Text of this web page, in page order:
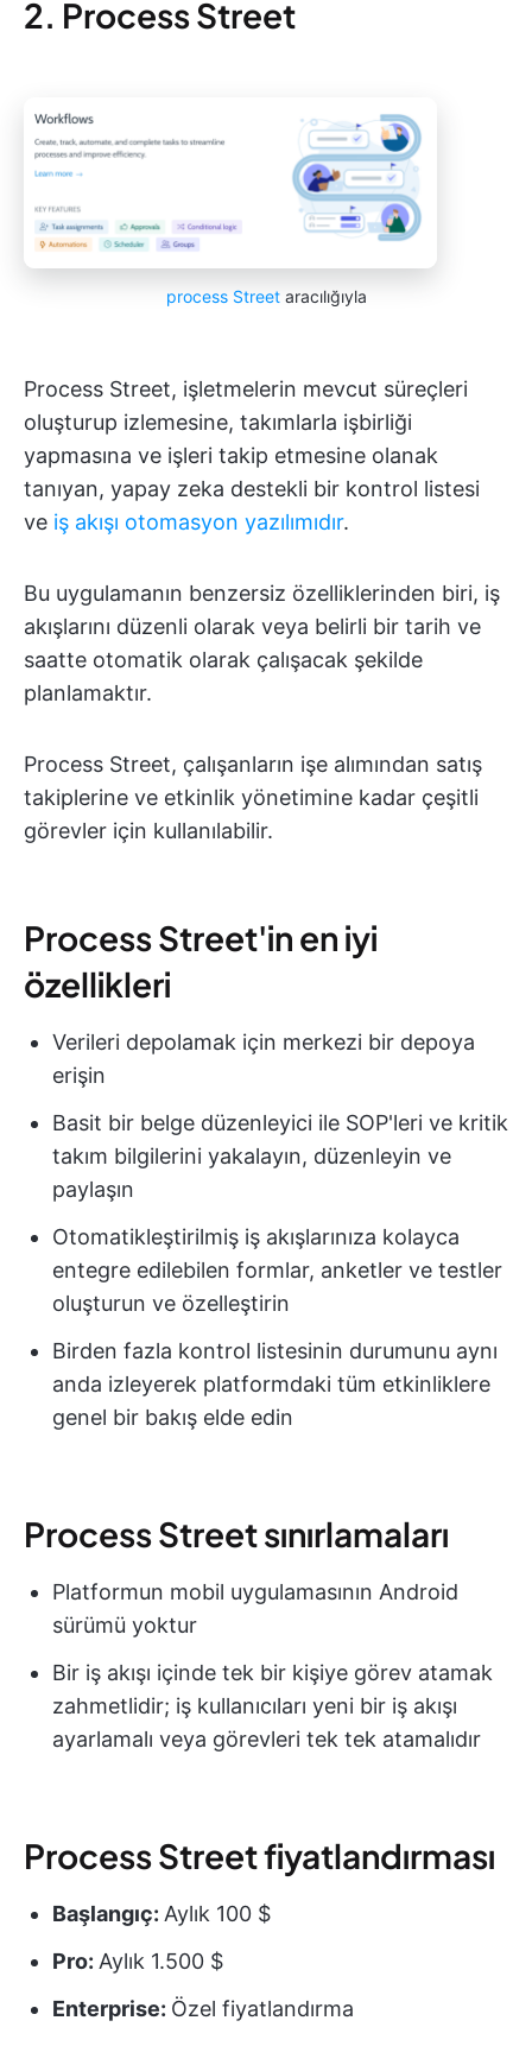
2. Process Street
process Streetaracılığıyla
Process Street, işletmelerin mevcut süreçleri
oluşturup izlemesine, takımlarla işbirliği
yapmasına ve işleri takip etmesine olanak
tanıyan, yapay zeka destekli bir kontrol listesi
ve iş akışı otomasyon yazılımıdır.
Bu uygulamanın benzersiz özelliklerinden biri, iş
akışlarını düzenli olarak veya belirli bir tarih ve
saatte otomatik olarak çalışacak şekilde
planlamaktır.
Process Street, çalışanların işe alımından satış
takiplerine ve etkinlik yönetimine kadar çeşitli
görevler için kullanılabilir.
Process Street'in en iyi
özellikleri
Verileri depolamak için merkezi bir depoya
erişin
Basit bir belge düzenleyici ile SOP'leri ve kritik
takım bilgilerini yakalayın, düzenleyin ve
paylaşın
Otomatikleştirilmiş iş akışlarınıza kolayca
entegre edilebilen formlar, anketler ve testler
oluşturun ve özelleştirin
Birden fazla kontrol listesinin durumunu aynı
anda izleyerek platformdaki tüm etkinliklere
genel bir bakış elde edin
Process Street sınırlamaları
Platformun mobil uygulamasının Android
sürümü yoktur
Bir iş akışı içinde tek bir kişiye görev atamak
zahmetlidir; iş kullanıcıları yeni bir iş akışı
ayarlamalı veya görevleri tek tek atamalıdır
Process Street fiyatlandırması
Başlangıç: Aylık 100 $
Pro: Aylık 1.500 $
Enterprise: Özel fiyatlandırma